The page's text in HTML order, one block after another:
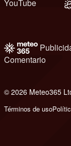
YouTube
Comentario
© 2026 Meteo365
Términos de uso